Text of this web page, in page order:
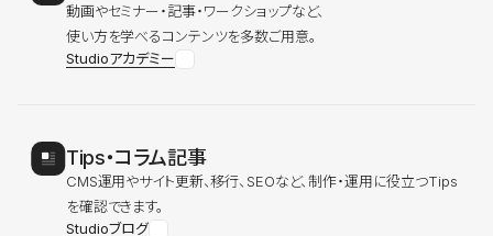
動画やセミナー・記事・ワークショップなど、
使い方を学べるコンテンツを多数ご用意。
Studioアカデミー
Tips・コラム記事
CMS運用やサイト更新、移行、SEOなど、制作・運用に役立つTips
を確認できます。
Studioブログ